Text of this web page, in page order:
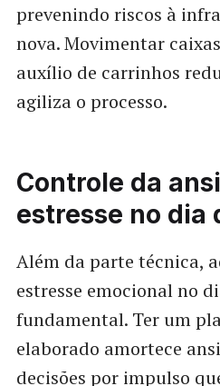
prevenindo riscos à
nova. Movimentar
auxílio de carrinhos
agiliza o processo.
Controle da
estresse no dia
Além da parte técnica,
estresse emocional no
fundamental. Ter um
elaborado amortece
decisões por impulso